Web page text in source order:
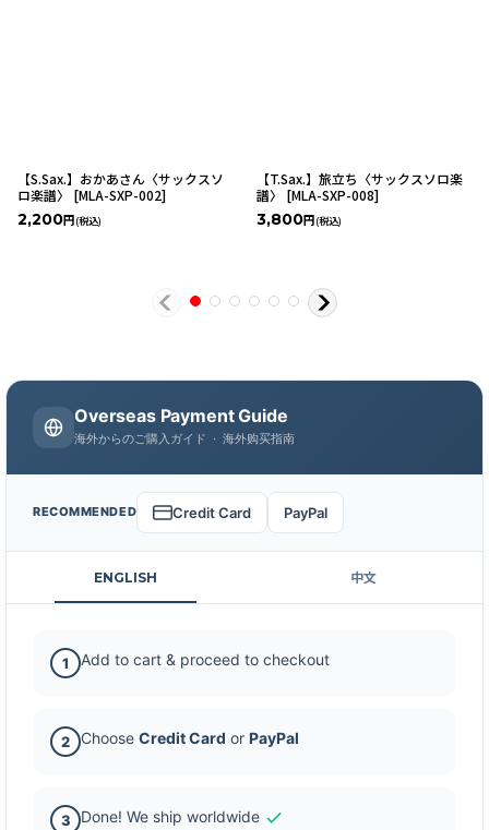
【S.Sax.】おかあさん〈サックスソ
ロ楽譜〉
[MLA-SXP-002]
2,200円 (税込)
【T.Sax.】旅立ち〈サックスソロ楽
譜〉
[MLA-SXP-008]
3,800円 (税込)
Overseas Payment Guide
海外からのご購入ガイド · 海外购买指南
RECOMMENDED Credit Card PayPal
ENGLISH 中文
1 Add to cart & proceed to checkout
2 Choose Credit Card or PayPal
3 Done! We ship worldwide